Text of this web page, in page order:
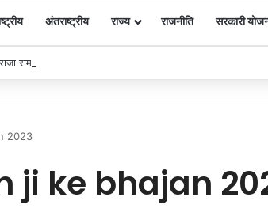
अंतराष्ट्रीय राज्य राजनीति सरकारी
राममोहन राय की जयंती पर किया नमन
2023
ji ke bhajan